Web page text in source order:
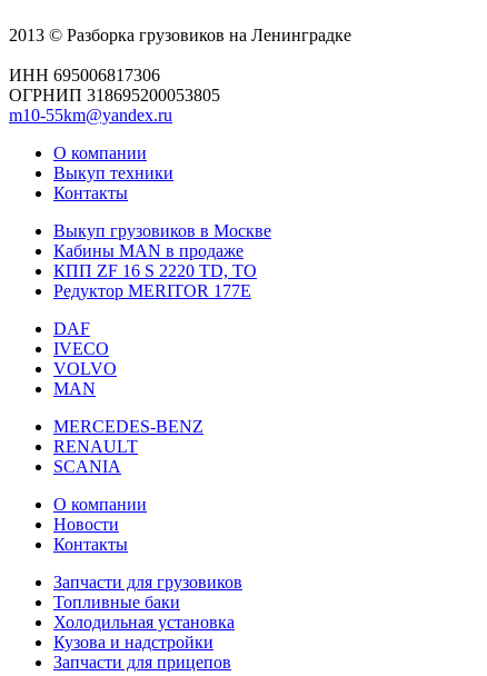
2013 © Разборка грузовиков на Ленинградке
ИНН 695006817306
ОГРНИП 318695200053805
m10-55km@yandex.ru
О компании
Выкуп техники
Контакты
Выкуп грузовиков в Москве
Кабины MAN в продаже
КПП ZF 16 S 2220 TD, TO
Редуктор MERITOR 177Е
DAF
IVECO
VOLVO
MAN
MERCEDES-BENZ
RENAULT
SCANIA
О компании
Новости
Контакты
Запчасти для грузовиков
Топливные баки
Холодильная установка
Кузова и надстройки
Запчасти для прицепов